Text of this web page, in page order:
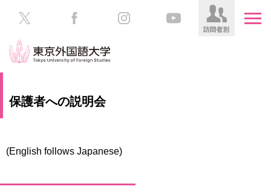
案
学
験
学
保護者への説明会
(English follows Japanese)